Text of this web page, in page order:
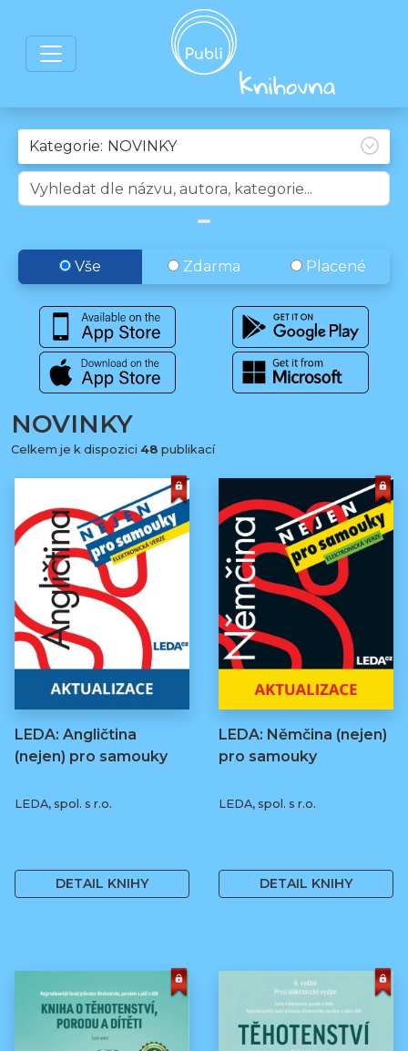
Kategorie:
Vše Zdarma Placené
NOVINKY
Celkem je k dispozici 48 publikací
LEDA: Angličtina
(nejen) pro samouky
LEDA, spol. s r.o.
DETAIL KNIHY
LEDA: Němčina (nejen)
pro samouky
LEDA, spol. s r.o.
DETAIL KNIHY